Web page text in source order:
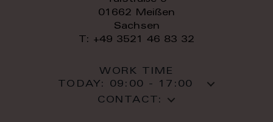
01662 Meißen
Sachsen
T: +49 3521 46 83 32
WORK TIME
TODAY: 09:00 - 17:00
CONTACT: